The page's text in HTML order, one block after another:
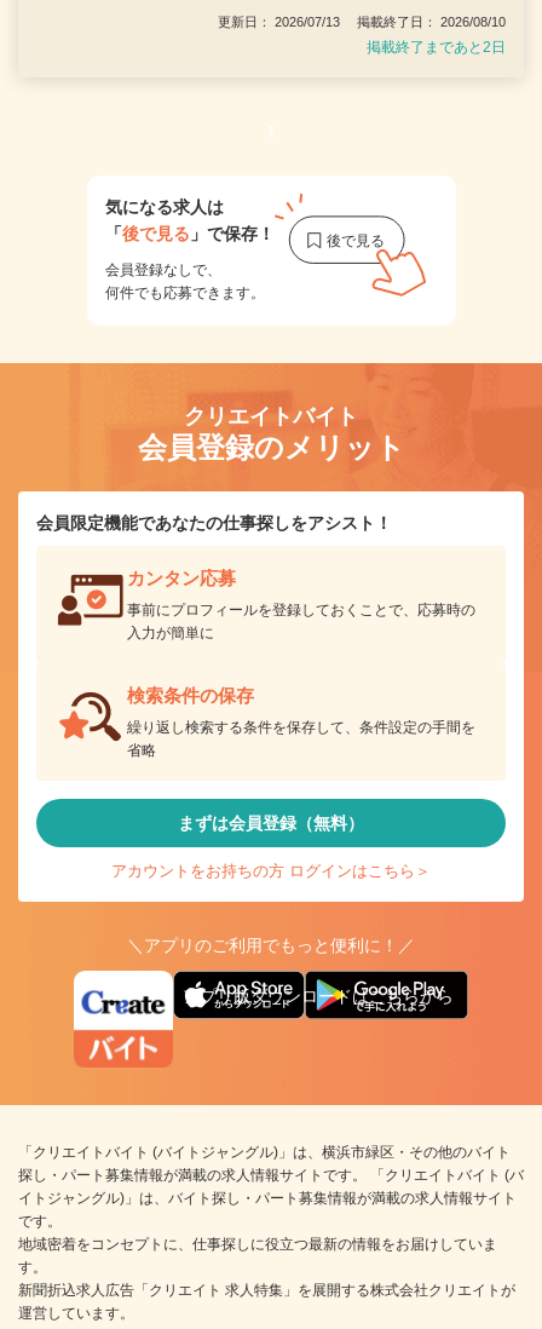
更新日： 2026/07/13 掲載終了日： 2026/08/10
掲載終了まであと2日
1
気になる求人は
「後で見る 」で保存！
会員登録なしで、
何件でも応募できます。
クリエイトバイト
会員登録のメリット
会員限定機能であなたの仕事探しをアシスト！
カンタン応募
事前にプロフィールを登録しておくことで、応募時の
入力が簡単に
検索条件の保存
繰り返し検索する条件を保存して、条件設定の手間を
省略
まずは会員登録（無料）
アカウントをお持ちの方 ログインはこちら＞
＼アプリのご利用でもっと便利に！／
アプリ版ダウンロードはこちらから
「クリエイトバイト (バイトジャングル)」は、横浜市緑区・その他のバイト
探し・パート募集情報が満載の求人情報サイトです。 「クリエイトバイト (バ
イトジャングル)」は、バイト探し・パート募集情報が満載の求人情報サイト
です。
地域密着をコンセプトに、仕事探しに役立つ最新の情報をお届けしていま
す。
新聞折込求人広告「クリエイト 求人特集」を展開する株式会社クリエイトが
運営しています。